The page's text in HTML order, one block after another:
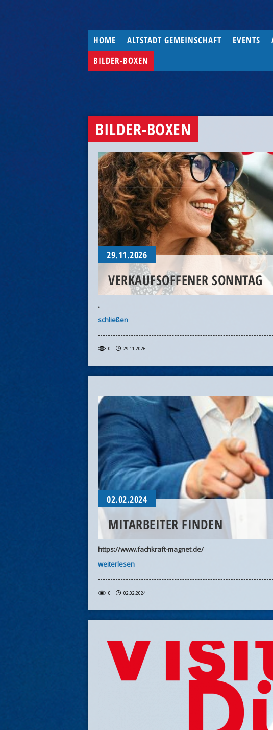
HOME ALTSTADT GEMEINSCHAFT EVENTS
BILDER-BOXEN
BILDER-BOXEN
29.11.2026
VERKAUFSOFFENER SONNTAG
.
schließen
0 29.11.2026
02.02.2024
MITARBEITER FINDEN
https://www.fachkraft-magnet.de/
weiterlesen
0 02.02.2024